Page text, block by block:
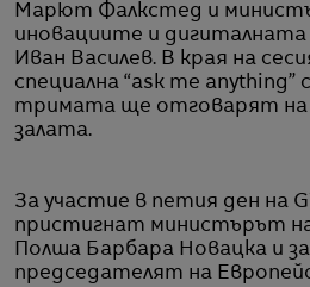
Марют Фалкстед и
иновациите и
Иван Василев. В края на
специална “ask me anything”
тримата ще отговарят на
залата.
За участие в петия ден на
пристигнат министърът
Полша Барбара Новацка и
председателят на